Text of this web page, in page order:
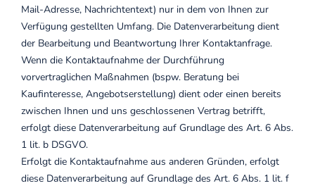
Mail-Adresse, Nachrichtentext) nur in dem von Ihnen zur
Verfügung gestellten Umfang. Die Datenverarbeitung dient
der Bearbeitung und Beantwortung Ihrer Kontaktanfrage.
Wenn die Kontaktaufnahme der Durchführung
vorvertraglichen Maßnahmen (bspw. Beratung bei
Kaufinteresse, Angebotserstellung) dient oder einen bereits
zwischen Ihnen und uns geschlossenen Vertrag betrifft,
erfolgt diese Datenverarbeitung auf Grundlage des Art. 6 Abs.
1 lit. b DSGVO.
Erfolgt die Kontaktaufnahme aus anderen Gründen, erfolgt
diese Datenverarbeitung auf Grundlage des Art. 6 Abs. 1 lit. f